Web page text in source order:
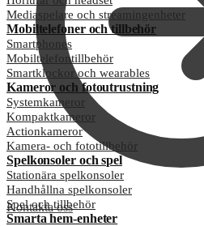
Kontakta oss
Mediaspelare och streamingenheter
Mobiltelefoner och tillbehör
Smartphones
Mobiltelefontillbehör
Smartklockor och wearables
Kameror och fotoutrustning
Systemkameror
Kompaktkameror
Actionkameror
Kamera- och fototillbehör
Spelkonsoler och spel
Stationära spelkonsoler
Handhållna spelkonsoler
Spel och tillbehör
Smarta hem-enheter